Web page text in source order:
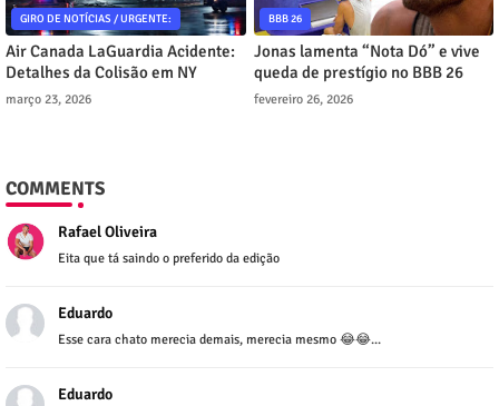
GIRO DE NOTÍCIAS / URGENTE:
Air Canada LaGuardia Acidente:
Detalhes da Colisão em NY
março 23, 2026
BBB 26
Jonas lamenta “Nota Dó” e vive
queda de prestígio no BBB 26
fevereiro 26, 2026
COMMENTS
Rafael Oliveira
Eita que tá saindo o preferido da edição
Eduardo
Esse cara chato merecia demais, merecia mesmo 😂😂...
Eduardo